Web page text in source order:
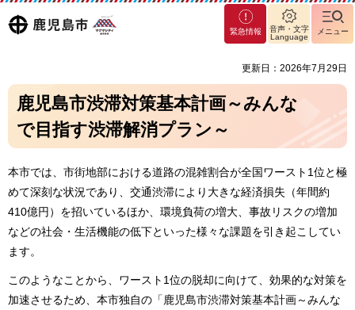
鹿児島
マグ
マシ
緊急情報
音声・文字
Language
メニュー
更新日：2026年7月29日
鹿児島市渋滞対策基本計画～みんな
で目指す渋滞解消プラン～
本市では、市街地部における道路の混雑割合が全国ワースト1位と極
めて深刻な状況であり、交通渋滞により大きな経済損失（年間約
410億円）を招いているほか、環境負荷の増大、事故リスクの増加
などの社会・生活機能の低下といった様々な課題を引き起こしてい
ます。
このようなことから、ワースト1位の脱却に向けて、効果的な対策を
加速させるため、本市独自の「鹿児島市渋滞対策基本計画～みんな